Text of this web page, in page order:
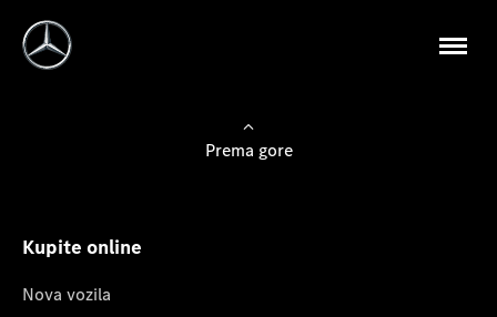
Prema gore
Kupite online
Nova vozila